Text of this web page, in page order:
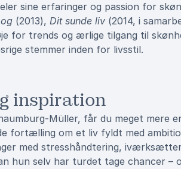
sine erfaringer og passion for
(2013), Dit sunde liv (2014, i
for trends og ærlige tilgang til
stemmer inden for livsstil.
inspiration
Müller, får du meget mere
fortælling om et liv fyldt med
med stresshåndtering,
hun selv har turdet tage chancer